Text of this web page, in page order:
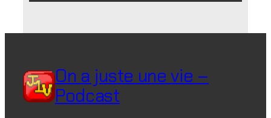
On a juste une vie –
Podcast